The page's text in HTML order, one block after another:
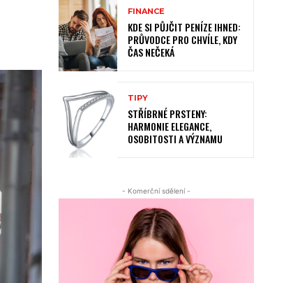
FINANCE
KDE SI PŮJČIT PENÍZE IHNED:
PRŮVODCE PRO CHVÍLE, KDY
ČAS NEČEKÁ
TIPY
STŘÍBRNÉ PRSTENY:
HARMONIE ELEGANCE,
OSOBITOSTI A VÝZNAMU
- Komerční sdělení -